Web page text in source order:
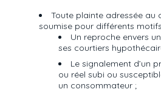
Toute plainte adressée au
soumise pour différents
Un reproche envers
ses courtiers
Le signalement d’un
ou réel subi ou
un consommateur ;